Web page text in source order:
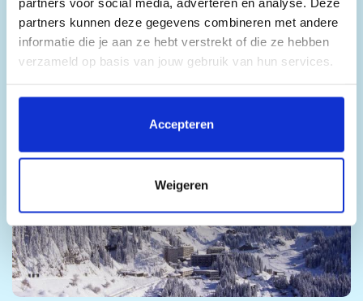
partners kunnen deze gegevens combineren met andere
informatie die je aan ze hebt verstrekt of die ze hebben
verzameld op basis van jouw gebruik van hun services.
Door op 'Accepteren' te klikken, stem je in met het
plaatsen van alle cookies. Klik op 'Details' voor een
cookies je wilt toestaan. Je kunt je voorkeuren op elk
moment wijzigen of je toestemming intrekken.
Accepteren
Weigeren
Grootte: 145 km
Hoogte: 1190-2800 meter
Bekijk